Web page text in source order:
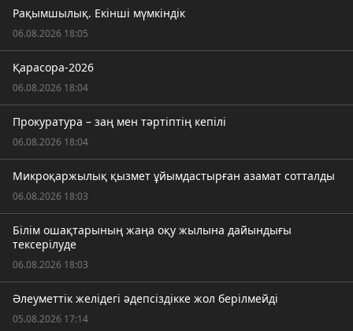
Рақымшылық. Екінші мүмкіндік
06.08.2026 18:05
Қарасора-2026
06.08.2026 18:04
Прокуратура – заң мен тәртіптің кепілі
06.08.2026 18:04
Микроқаржылық қызмет ұйымдастырған азамат сотталды
06.08.2026 18:03
Білім ошақтарының жаңа оқу жылына дайындығы
тексерілуде
06.08.2026 18:03
Әлеуметтік желідегі әдепсіздікке жол берілмейді
05.08.2026 17:14